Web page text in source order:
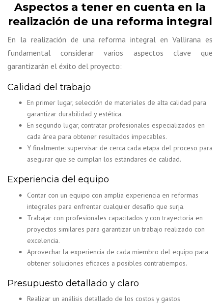
Aspectos a tener en cuenta en la
realización de una reforma integral
En la realización de una reforma integral en Vallirana es
fundamental considerar varios aspectos clave que
garantizarán el éxito del proyecto:
Calidad del trabajo
En primer lugar, selección de materiales de alta calidad para
garantizar durabilidad y estética.
En segundo lugar, contratar profesionales especializados en
cada área para obtener resultados impecables.
Y finalmente: supervisar de cerca cada etapa del proceso para
asegurar que se cumplan los estándares de calidad.
Experiencia del equipo
Contar con un equipo con amplia experiencia en reformas
integrales para enfrentar cualquier desafío que surja.
Trabajar con profesionales capacitados y con trayectoria en
proyectos similares para garantizar un trabajo realizado con
excelencia.
Aprovechar la experiencia de cada miembro del equipo para
obtener soluciones eficaces a posibles contratiempos.
Presupuesto detallado y claro
Realizar un análisis detallado de los costos y gastos